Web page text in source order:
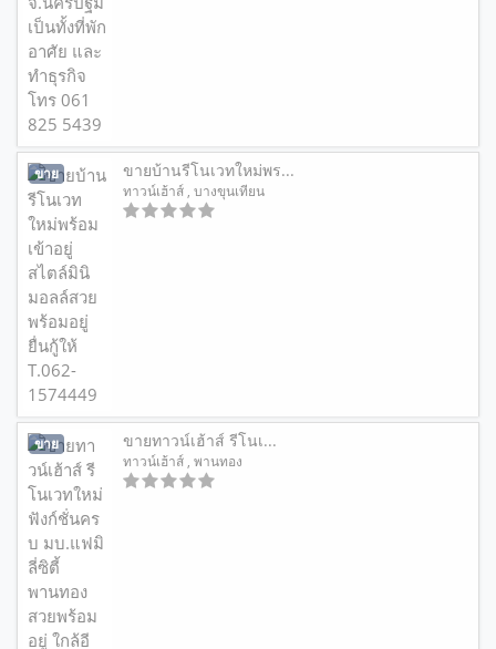
ขาย ขายบ้านรีโนเวทใหม่พร...
ทาวน์เฮ้าส์ , บางขุนเทียน
ขาย ขายทาวน์เฮ้าส์ รีโนเ...
ทาวน์เฮ้าส์ , พานทอง